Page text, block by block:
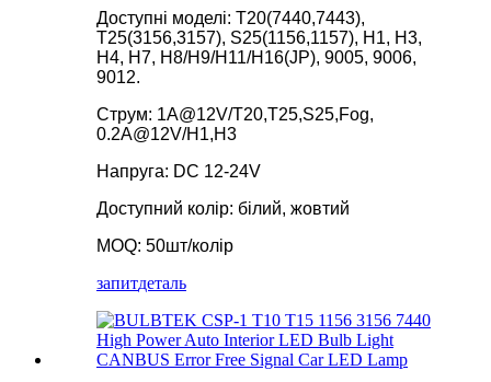
Доступні моделі: T20(7440,7443),
T25(3156,3157), S25(1156,1157), H1, H3,
H4, H7, H8/H9/H11/H16(JP), 9005, 9006,
9012.
Струм: 1A@12V/T20,T25,S25,Fog,
0.2A@12V/H1,H3
Напруга: DC 12-24V
Доступний колір: білий, жовтий
MOQ: 50шт/колір
запитдеталь